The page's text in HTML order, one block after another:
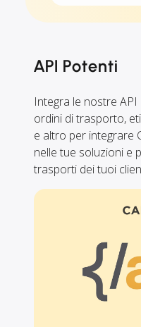
API Potenti
Integra le nostre
ordini di trasporto,
e altro per integrare
nelle tue soluzioni e
trasporti dei tuoi